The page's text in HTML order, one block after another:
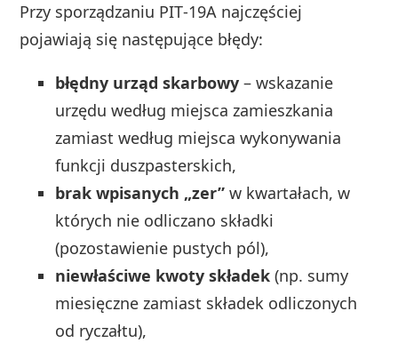
Przy sporządzaniu PIT‑19A najczęściej
pojawiają się następujące błędy:
błędny urząd skarbowy – wskazanie
urzędu według miejsca zamieszkania
zamiast według miejsca wykonywania
funkcji duszpasterskich,
brak wpisanych „zer” w kwartałach, w
których nie odliczano składki
(pozostawienie pustych pól),
niewłaściwe kwoty składek (np. sumy
miesięczne zamiast składek odliczonych
od ryczałtu),